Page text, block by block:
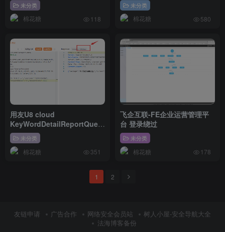
未分类
棉花糖 118
未分类
棉花糖 580
用友U8 cloud
KeyWordDetailReportQuery
SQL注入漏洞
未分类
棉花糖 351
飞企互联-FE企业运营管理平
台 登录绕过
未分类
棉花糖 178
1 2
友链申请 广告合作 网络安全会员站
树人小屋-安全导航大全
法海博客备份